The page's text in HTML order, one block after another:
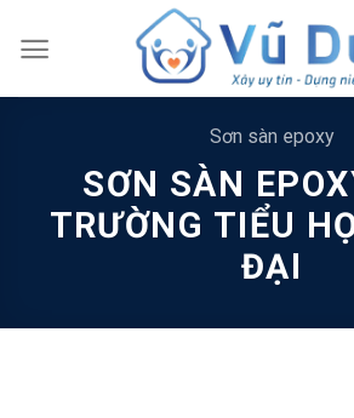
Sơn sàn epoxy
SƠN SÀN
TRƯỜNG TIỂU
ĐẠI